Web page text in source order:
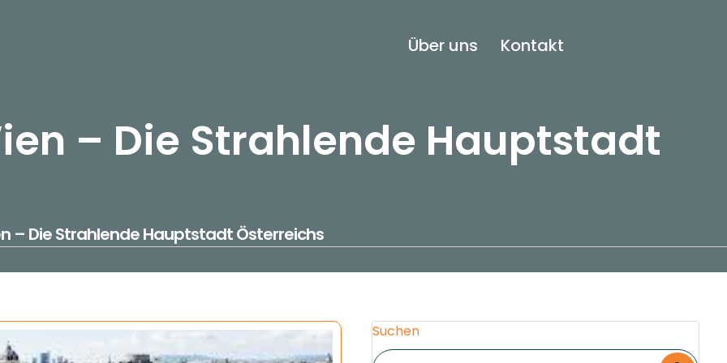
Über uns Kontakt
– Die Strahlende Hauptstadt
– Die Strahlende Hauptstadt Österreichs
Suchen